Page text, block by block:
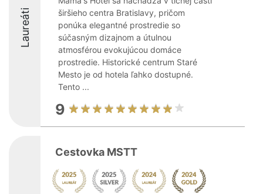
Laureáti
širšieho centra Bratislavy, pričom
ponúka elegantné prostredie so
súčasným dizajnom a útulnou
atmosférou evokujúcou domáce
prostredie. Historické centrum Staré
Mesto je od hotela ľahko dostupné.
Tento ...
9
Cestovka MSTT